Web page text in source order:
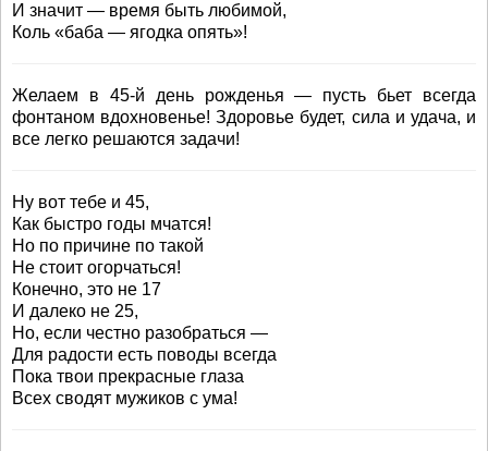
И значит — время быть любимой,
Коль «баба — ягодка опять»!
Желаем в 45-й день рожденья — пусть бьет всегда
фонтаном вдохновенье! Здоровье будет, сила и удача, и
все легко решаются задачи!
Ну вот тебе и 45,
Как быстро годы мчатся!
Но по причине по такой
Не стоит огорчаться!
Конечно, это не 17
И далеко не 25,
Но, если честно разобраться —
Для радости есть поводы всегда
Пока твои прекрасные глаза
Всех сводят мужиков с ума!